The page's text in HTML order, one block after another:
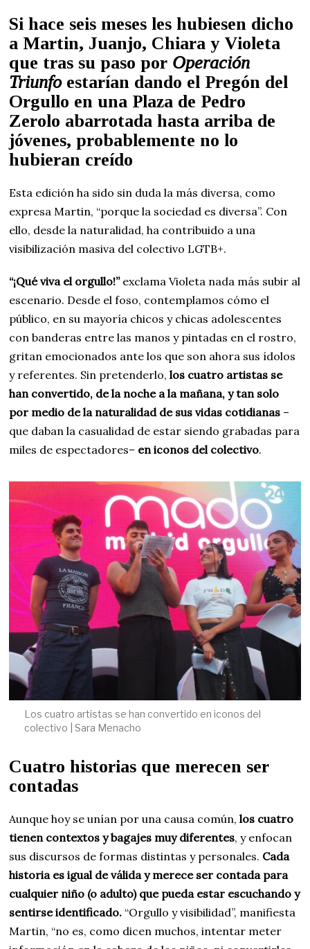
Si hace seis meses les hubiesen dicho
a Martin, Juanjo, Chiara y Violeta
que tras su paso por Operación
Triunfoestarían dando el Pregón del
Orgullo en una Plaza de Pedro
Zerolo abarrotada hasta arriba de
jóvenes, probablemente no lo
hubieran creído
Esta edición ha sido sin duda la más diversa, como
expresa Martin, “porque la sociedad es diversa”. Con
ello, desde la naturalidad, ha contribuido a una
visibilización masiva del colectivo LGTB+.
“¡Qué viva el orgullo!”exclama Violeta nada más subir al
escenario. Desde el foso, contemplamos cómo el
público, en su mayoría chicos y chicas adolescentes
con banderas entre las manos y pintadas en el rostro,
gritan emocionados ante los que son ahora sus ídolos
y referentes. Sin pretenderlo, los cuatro artistas se
han convertido, de la noche a la mañana, y tan solo
por medio de la naturalidad de sus vidas cotidianas –
que daban la casualidad de estar siendo grabadas para
miles de espectadores– en iconos del colectivo.
Los cuatro artistas se han convertido en iconos del
colectivo | Sara Menacho
Cuatro historias que merecen ser
contadas
Aunque hoy se unían por una causa común, los cuatro
tienen contextos y bagajes muy diferentes, y enfocan
sus discursos de formas distintas y personales. Cada
historia es igual de válida y merece ser contada para
cualquier niño (o adulto) que pueda estar escuchando y
sentirse identificado. “Orgullo y visibilidad”, manifiesta
Martin, “no es, como dicen muchos, intentar meter